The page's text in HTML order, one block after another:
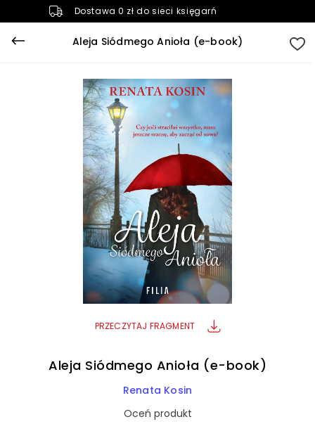
Dostawa 0 zł do sieci księgarń
Aleja Siódmego Anioła (e-book)
PRZECZYTAJ FRAGMENT
Aleja Siódmego Anioła (e-book)
Renata Kosin
Oceń produkt